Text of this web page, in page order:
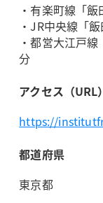
・有楽町線「
・JR中央線「
・都営大江戸
分
アクセス（URL）
https://
都道府県
東京都